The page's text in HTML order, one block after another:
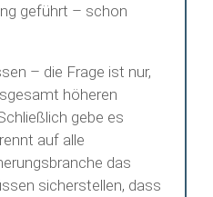
geführt – schon
– die Frage ist nur,
höheren
gebe es
auf alle
das
sicherstellen, dass